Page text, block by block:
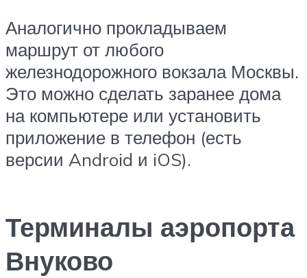
Аналогично прокладываем
маршрут от любого
железнодорожного вокзала Москвы.
Это можно сделать заранее дома
на компьютере или установить
приложение в телефон (есть
версии Android и iOS).
Терминалы аэропорта
Внуково